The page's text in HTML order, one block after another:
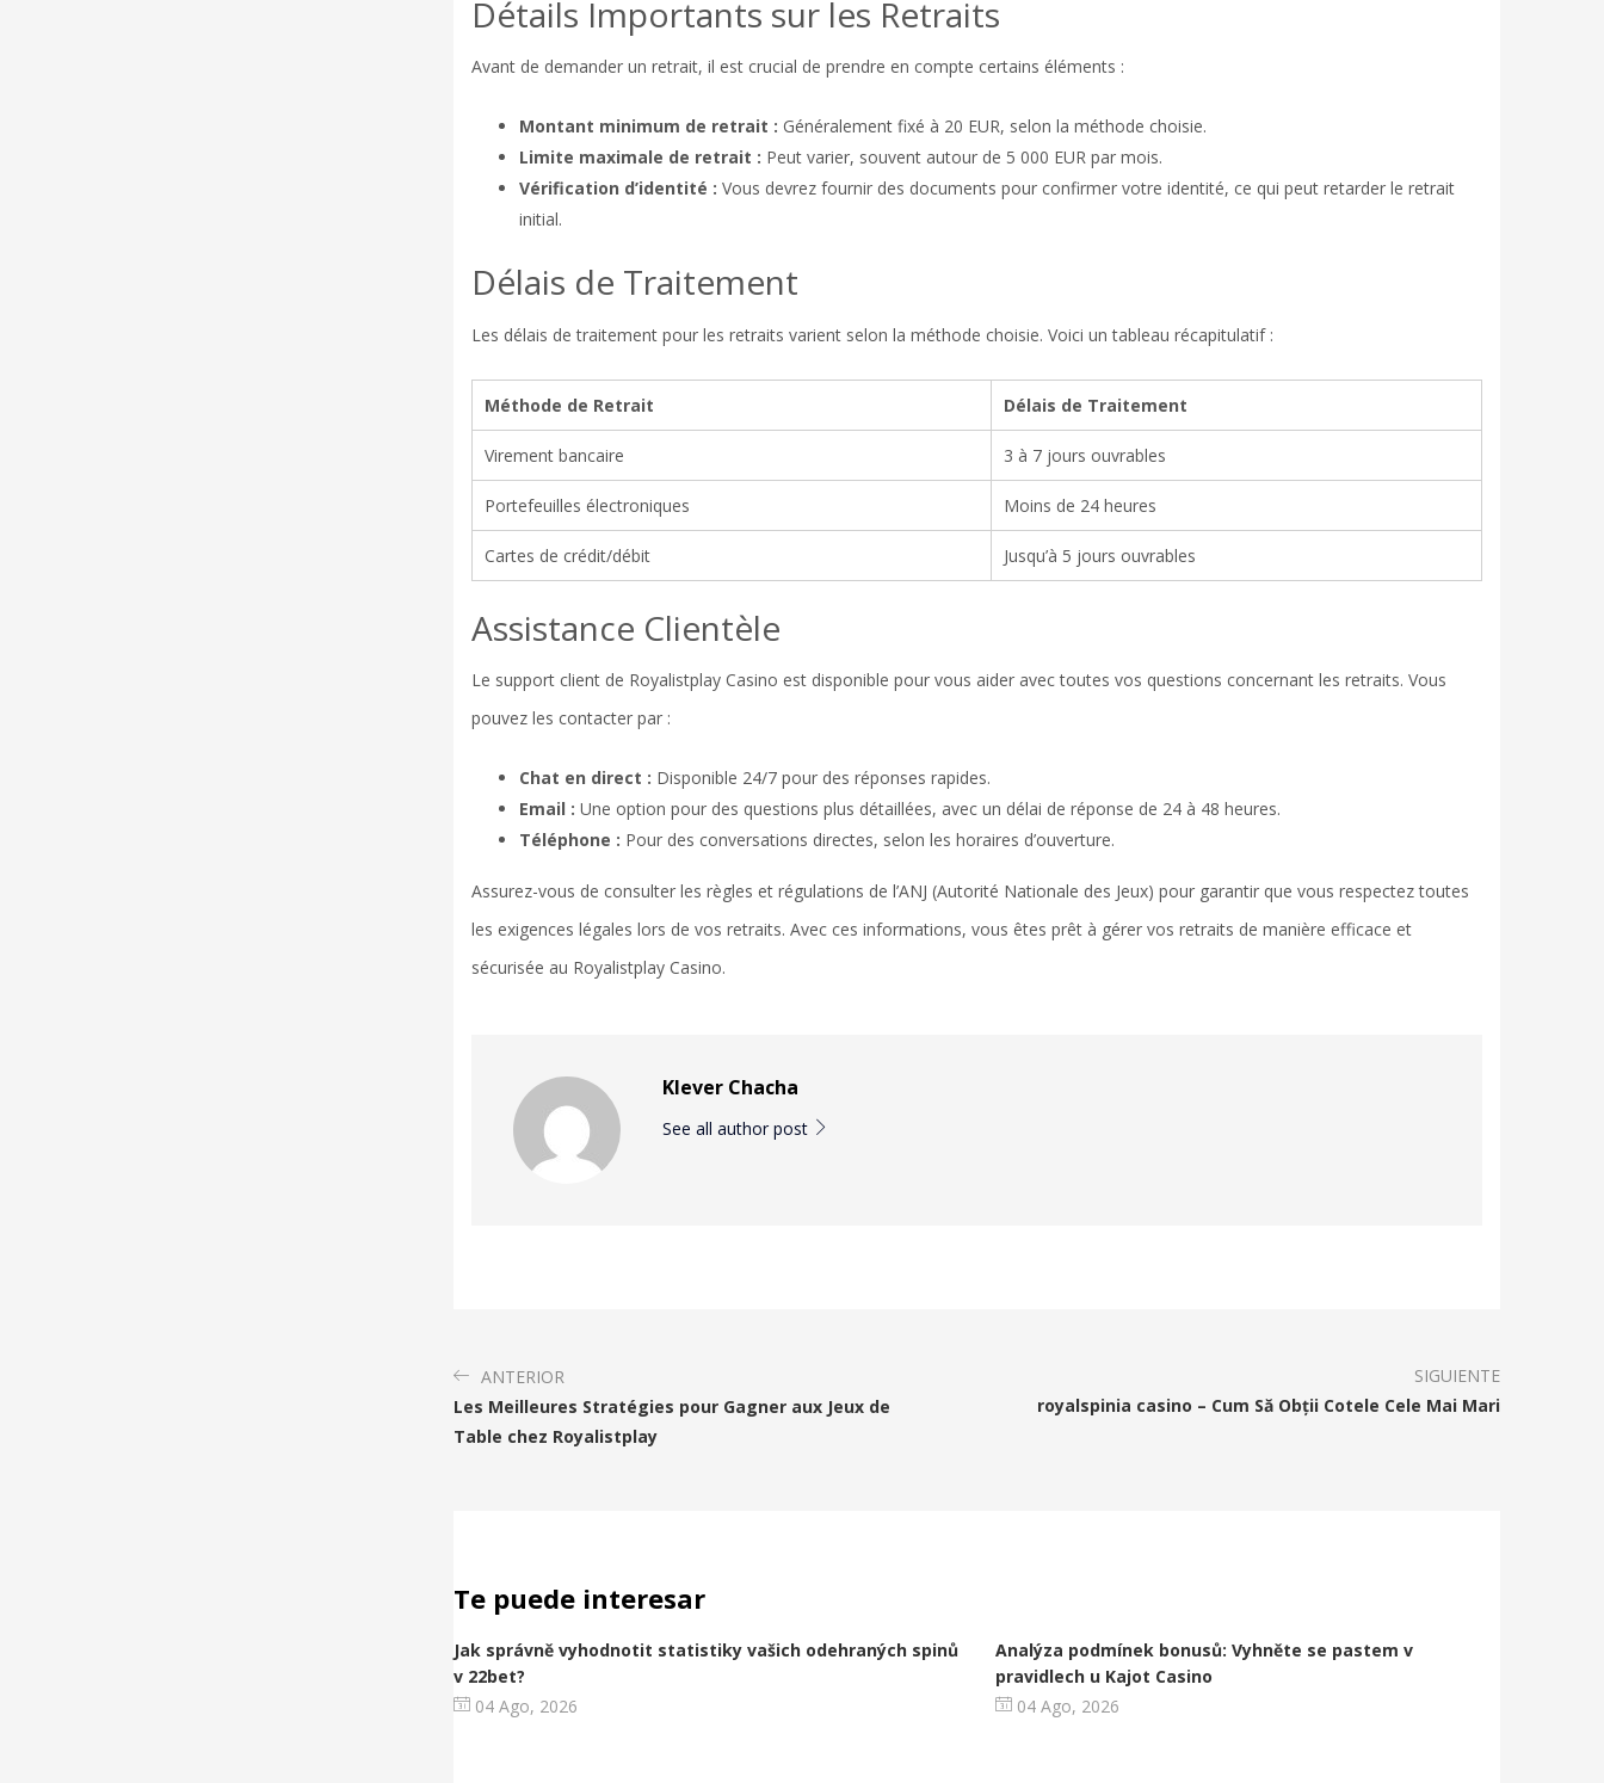
Détails Importants sur les Retraits
Avant de demander un retrait, il est crucial de prendre en compte certains éléments :
Montant minimum de retrait : Généralement fixé à 20 EUR, selon la méthode choisie.
Limite maximale de retrait : Peut varier, souvent autour de 5 000 EUR par mois.
Vérification d’identité : Vous devrez fournir des documents pour confirmer votre identité, ce qui peut retarder le retrait
initial.
Délais de Traitement
Les délais de traitement pour les retraits varient selon la méthode choisie. Voici un tableau récapitulatif :
Méthode de Retrait Délais de Traitement
Virement bancaire 3 à 7 jours ouvrables
Portefeuilles électroniques Moins de 24 heures
Cartes de crédit/débit Jusqu’à 5 jours ouvrables
Assistance Clientèle
Le support client de Royalistplay Casino est disponible pour vous aider avec toutes vos questions concernant les retraits. Vous
pouvez les contacter par :
Chat en direct : Disponible 24/7 pour des réponses rapides.
Email : Une option pour des questions plus détaillées, avec un délai de réponse de 24 à 48 heures.
Téléphone : Pour des conversations directes, selon les horaires d’ouverture.
Assurez-vous de consulter les règles et régulations de l’ANJ (Autorité Nationale des Jeux) pour garantir que vous respectez toutes
les exigences légales lors de vos retraits. Avec ces informations, vous êtes prêt à gérer vos retraits de manière efficace et
sécurisée au Royalistplay Casino.
Klever Chacha
See all author post
ANTERIOR
Les Meilleures Stratégies pour Gagner aux Jeux de
Table chez Royalistplay
SIGUIENTE
royalspinia casino – Cum Să Obții Cotele Cele Mai Mari
Te puede interesar
Jak správně vyhodnotit statistiky vašich odehraných spinů
v 22bet?
04 Ago, 2026
Analýza podmínek bonusů: Vyhněte se pastem v
pravidlech u Kajot Casino
04 Ago, 2026